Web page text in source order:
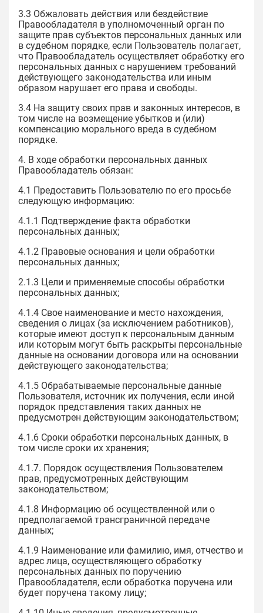
3.3 Обжаловать действия или бездействие
Правообладателя в уполномоченный орган по
защите прав субъектов персональных данных или
в судебном порядке, если Пользователь полагает,
что Правообладатель осуществляет обработку его
персональных данных с нарушением требований
действующего законодательства или иным
образом нарушает его права и свободы.
3.4 На защиту своих прав и законных интересов, в
том числе на возмещение убытков и (или)
компенсацию морального вреда в судебном
порядке.
4. В ходе обработки персональных данных
Правообладатель обязан:
4.1 Предоставить Пользователю по его просьбе
следующую информацию:
4.1.1 Подтверждение факта обработки
персональных данных;
4.1.2 Правовые основания и цели обработки
персональных данных;
2.1.3 Цели и применяемые способы обработки
персональных данных;
4.1.4 Свое наименование и место нахождения,
сведения о лицах (за исключением работников),
которые имеют доступ к персональным данным
или которым могут быть раскрыты персональные
данные на основании договора или на основании
действующего законодательства;
4.1.5 Обрабатываемые персональные данные
Пользователя, источник их получения, если иной
порядок представления таких данных не
предусмотрен действующим законодательством;
4.1.6 Сроки обработки персональных данных, в
том числе сроки их хранения;
4.1.7. Порядок осуществления Пользователем
прав, предусмотренных действующим
законодательством;
4.1.8 Информацию об осуществленной или о
предполагаемой трансграничной передаче
данных;
4.1.9 Наименование или фамилию, имя, отчество и
адрес лица, осуществляющего обработку
персональных данных по поручению
Правообладателя, если обработка поручена или
будет поручена такому лицу;